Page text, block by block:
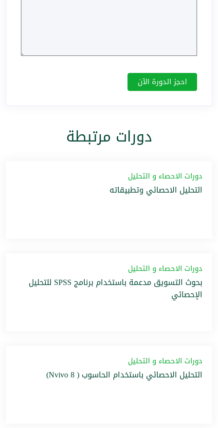
دورات مرتبطة
دورات الاحصاء و التحليل
التحليل الاحصائي وتطبيقاته
دورات الاحصاء و التحليل
بحوث التسويق مدعمة باستخدام برنامج SPSS للتحليل
الإحصائي
دورات الاحصاء و التحليل
التحليل الاحصائي باستخدام الحاسوب ( Nvivo 8)